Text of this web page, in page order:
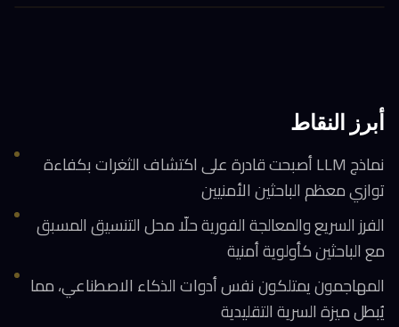
أبرز النقاط
نماذج LLM أصبحت قادرة على اكتشاف الثغرات بكفاءة
توازي معظم الباحثين الأمنيين
الفرز السريع والمعالجة الفورية حلّا محل التنسيق المسبق
مع الباحثين كأولوية أمنية
المهاجمون يمتلكون نفس أدوات الذكاء الاصطناعي، مما
يُبطل ميزة السرية التقليدية